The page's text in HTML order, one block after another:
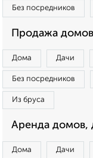
Без посредников
Продажа
Дома Дачи
Без посредников
Из бруса
Аренда домов,
Дома Дачи